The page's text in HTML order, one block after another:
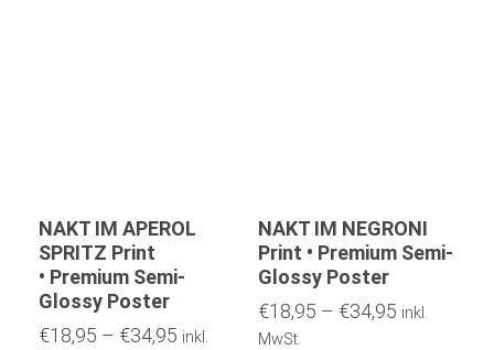
NAKT IM APEROL
SPRITZ Print
• Premium Semi-
Glossy Poster
€18,95 – €34,95 inkl.
NAKT IM NEGRONI
Print • Premium Semi-
Glossy Poster
€18,95 – €34,95 inkl.
MwSt.